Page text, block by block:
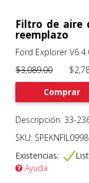
Previous
Filtro de aire
reemplazo
Ford Explorer V6
$3,089.00
Comprar
Descripción: 33-
SKU: SPEKNFIL0998
Existencias:
Ayuda